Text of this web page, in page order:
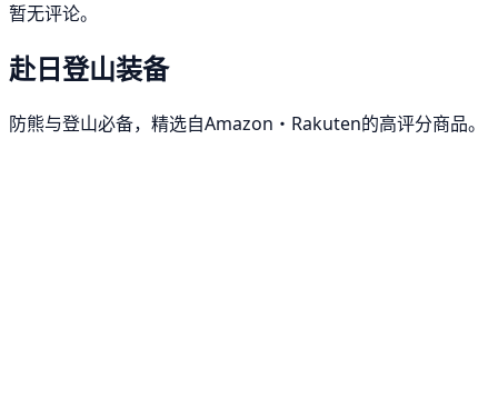
暂无评论。
赴日登山装备
防熊与登山必备，精选自Amazon・Rakuten的高评分商品。